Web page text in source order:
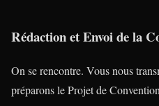
Rédaction et Envoi de la
On se rencontre. Vous nous
préparons le Projet de